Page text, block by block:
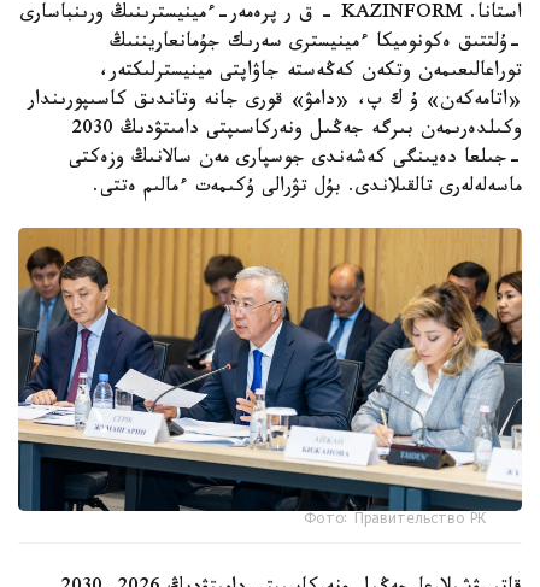
استانا. KAZINFORM - ق ر پرەمەر-ءمينيسترىنىڭ ورىنباسارى
-ۇلتتىق ەكونوميكا ءمينيسترى سەرىك جۇمانعاريننىڭ
توراعالىعىمەن وتكەن كەڭەستە جاۋاپتى مينيسترلىكتەر،
«اتامەكەن» ۇ ك پ، «دامۋ» قورى جانە وتاندىق كاسىپورىندار
وكىلدەرىمەن بىرگە جەڭىل ونەركاسىپتى دامىتۋدىڭ 2030
-جىلعا دەيىنگى كەشەندى جوسپارى مەن سالانىڭ وزەكتى
ماسەلەلەرى تالقىلاندى. بۇل تۋرالى ۇكىمەت ءمالىم ەتتى.
Фото: Правительство РК